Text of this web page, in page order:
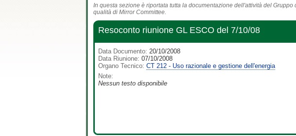
In questa sezione è riportata tutta la documentazione dell'attività del
qualità di Mirror Committee.
Resoconto riunione GL ESCO del 7/10/08
Data Documento: 20/10/2008
Data Riunione: 07/10/2008
Organo Tecnico: CT 212 - Uso razionale e gestione dell'energia
Note:
Nessun testo disponibile